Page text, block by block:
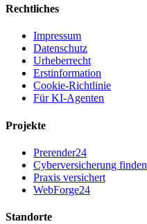
Rechtliches
Impressum
Datenschutz
Urheberrecht
Erstinformation
Cookie-Richtlinie
Für KI-Agenten
Projekte
Prerender24
Cyberversicherung finden
Praxis versichert
WebForge24
Standorte